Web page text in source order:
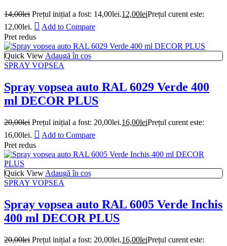
14,00lei Prețul inițial a fost: 14,00lei.12,00leiPrețul curent este:
12,00lei.
Add to Compare
Pret redus
Quick View Adaugă în coș
SPRAY VOPSEA
Spray vopsea auto RAL 6029 Verde 400
ml DECOR PLUS
20,00lei Prețul inițial a fost: 20,00lei.16,00leiPrețul curent este:
16,00lei.
Add to Compare
Pret redus
Quick View Adaugă în coș
SPRAY VOPSEA
Spray vopsea auto RAL 6005 Verde Inchis
400 ml DECOR PLUS
20,00lei Prețul inițial a fost: 20,00lei.16,00leiPrețul curent este: